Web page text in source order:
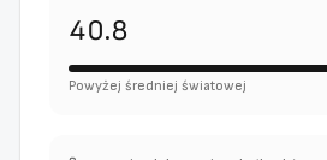
40.8
Powyżej średniej światowej